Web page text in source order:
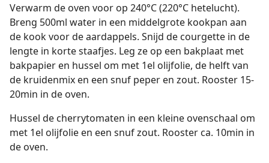
Verwarm de oven voor op 240°C (220°C hetelucht).
Breng 500ml water in een middelgrote kookpan aan
de kook voor de aardappels. Snijd de courgette in de
lengte in korte staafjes. Leg ze op een bakplaat met
bakpapier en hussel om met 1el olijfolie, de helft van
de kruidenmix en een snuf peper en zout. Rooster 15-
20min in de oven.
Hussel de cherrytomaten in een kleine ovenschaal om
met 1el olijfolie en een snuf zout. Rooster ca. 10min in
de oven.